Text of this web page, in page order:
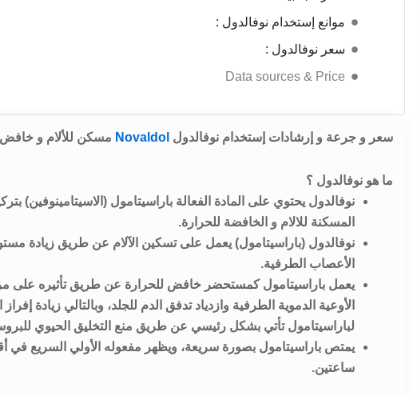
موانع إستخدام نوفالدول :
سعر نوفالدول :
Data sources & Price
سعر و جرعة و إرشادات إستخدام نوفالدول Novaldol مسكن للألام و خافض
ما هو نوفالدول ؟
المسكنة للالام و الخافضة للحرارة.
نوفالدول (باراسيتامول) يعمل على تسكين الآلام عن طريق زيادة
الأعصاب الطرفية.
يعمل باراسيتامول كمستحضر خافض للحرارة عن طريق تأثيره على
الأوعية الدموية الطرفية وازدياد تدفق الدم للجلد، وبالتالي زيادة
لباراسيتامول تأتي بشكل رئيسي عن طريق منع التخليق الحيوي
يمتص باراسيتامول بصورة سريعة، ويظهر مفعوله الأولي
ساعتين.